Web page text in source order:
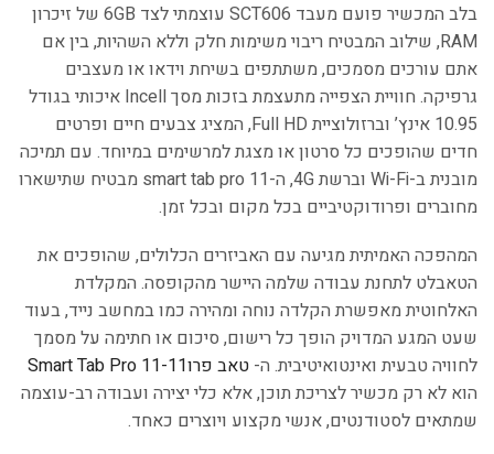
בלב המכשיר פועם מעבד SCT606 עוצמתי לצד 6GB של זיכרון
RAM, שילוב המבטיח ריבוי משימות חלק וללא השהיות, בין אם
אתם עורכים מסמכים, משתתפים בשיחת וידאו או מעצבים
גרפיקה. חוויית הצפייה מתעצמת בזכות מסך Incell איכותי בגודל
10.95 אינץ’ וברזולוציית Full HD, המציג צבעים חיים ופרטים
חדים שהופכים כל סרטון או מצגת למרשימים במיוחד. עם תמיכה
מובנית ב-Wi-Fi וברשת 4G, ה-smart tab pro 11 מבטיח שתישארו
מחוברים ופרודוקטיביים בכל מקום ובכל זמן.
המהפכה האמיתית מגיעה עם האביזרים הכלולים, שהופכים את
הטאבלט לתחנת עבודה שלמה היישר מהקופסה. המקלדת
האלחוטית מאפשרת הקלדה נוחה ומהירה כמו במחשב נייד, בעוד
שעט המגע המדויק הופך כל רישום, סיכום או חתימה על מסמך
לחוויה טבעית ואינטואיטיבית. ה- טאב פרו11-Smart Tab Pro 11
הוא לא רק מכשיר לצריכת תוכן, אלא כלי יצירה ועבודה רב-עוצמה
שמתאים לסטודנטים, אנשי מקצוע ויוצרים כאחד.